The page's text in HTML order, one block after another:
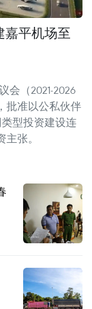
嘉平机场至
会（2021-2026
批准以公私伙伴
类型投资建设连
张。